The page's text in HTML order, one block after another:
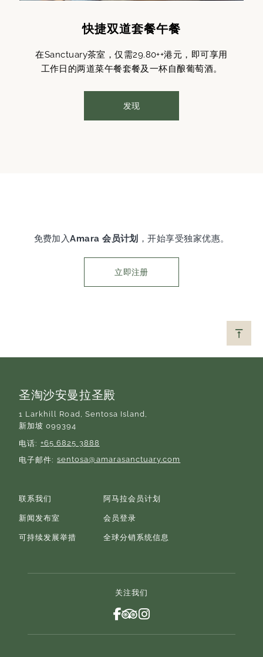
快捷双道套餐午餐
在Sanctuary茶室，仅需29.80++港元，即可享用
工作日的两道菜午餐套餐及一杯自酿葡萄酒。
发现
免费加入Amara 会员计划 ，开始享受独家优惠。
立即注册
圣淘沙安曼拉圣殿
1 Larkhill Road, Sentosa Island,
新加坡 099394
电话
+65 6825 3888
电子邮件
sentosa@amarasanctuary.com
联系我们
新闻发布室
可持续发展举措
阿马拉会员计划
会员登录
全球分销系统信息
关注我们